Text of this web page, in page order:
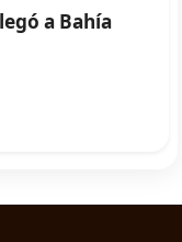
a Bahía